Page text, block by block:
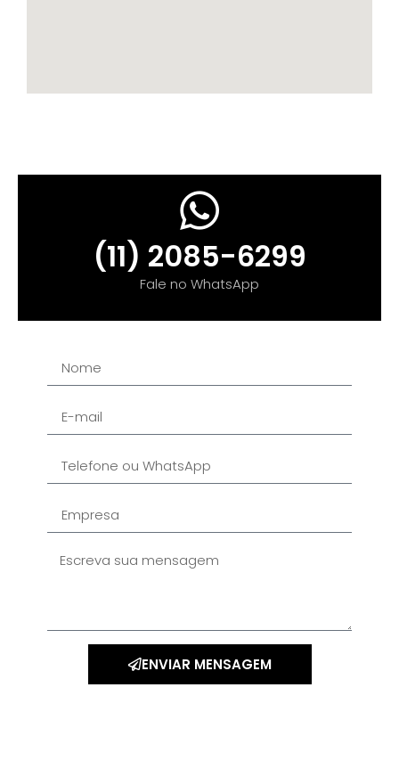
(11) 2085-6299
Fale no WhatsApp
ENVIAR MENSAGEM